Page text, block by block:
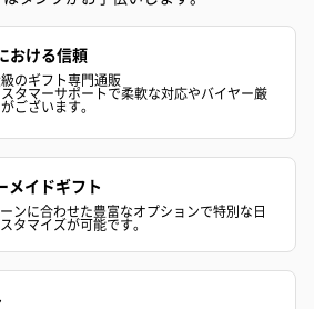
おける信頼
のギフト専門通販
タマーサポートで柔軟な対応やバイヤー厳
ございます。
メイドギフト
ンに合わせた豊富なオプションで特別な日
タマイズが可能です。